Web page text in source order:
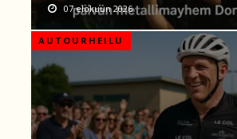
07 elokuun 2026
AUTOURHEILU